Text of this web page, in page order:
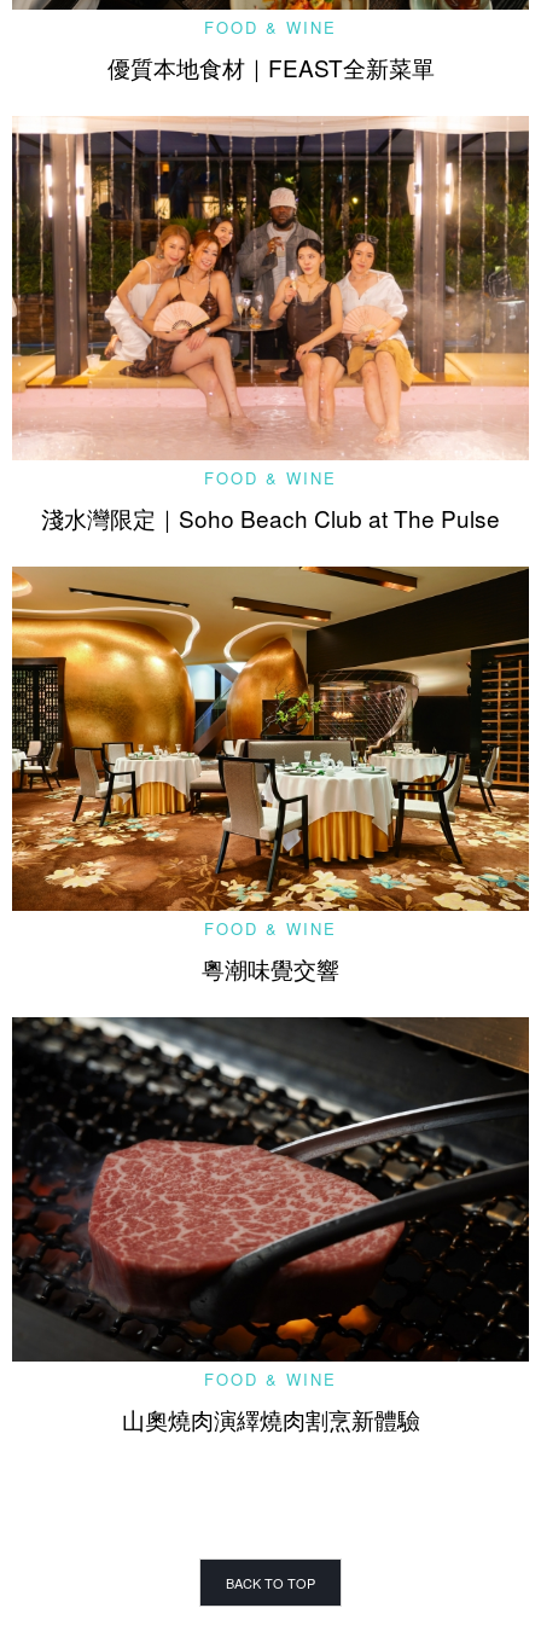
FOOD & WINE
優質本地食材｜FEAST全新菜單
FOOD & WINE
淺水灣限定｜Soho Beach Club at The Pulse
FOOD & WINE
粵潮味覺交響
FOOD & WINE
山奧燒肉演繹燒肉割烹新體驗
BACK TO TOP